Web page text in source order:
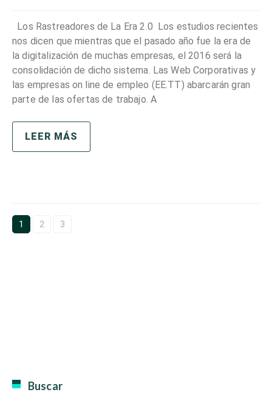
Los Rastreadores de La Era 2.0 Los estudios recientes
nos dicen que mientras que el pasado año fue la era de
la digitalización de muchas empresas, el 2016 será la
consolidación de dicho sistema. Las Web Corporativas y
las empresas on line de empleo (EE.TT) abarcarán gran
parte de las ofertas de trabajo. A
LEER MÁS
1 2 3
Buscar